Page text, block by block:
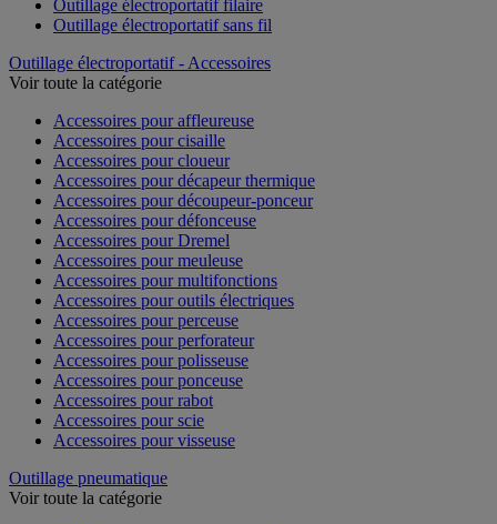
Outillage électroportatif filaire
Outillage électroportatif sans fil
Outillage électroportatif - Accessoires
Voir toute la catégorie
Accessoires pour affleureuse
Accessoires pour cisaille
Accessoires pour cloueur
Accessoires pour décapeur thermique
Accessoires pour découpeur-ponceur
Accessoires pour défonceuse
Accessoires pour Dremel
Accessoires pour meuleuse
Accessoires pour multifonctions
Accessoires pour outils électriques
Accessoires pour perceuse
Accessoires pour perforateur
Accessoires pour polisseuse
Accessoires pour ponceuse
Accessoires pour rabot
Accessoires pour scie
Accessoires pour visseuse
Outillage pneumatique
Voir toute la catégorie